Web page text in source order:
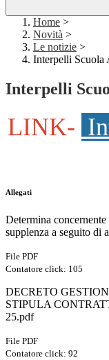
Home >
Novità >
Le notizie >
Interpelli Scuola
Interpelli
LINK-
Allegati
Determina
supplenza a seguito di
File PDF
Contatore click: 105
DECRETO
STIPULA
25.pdf
File PDF
Contatore click: 92